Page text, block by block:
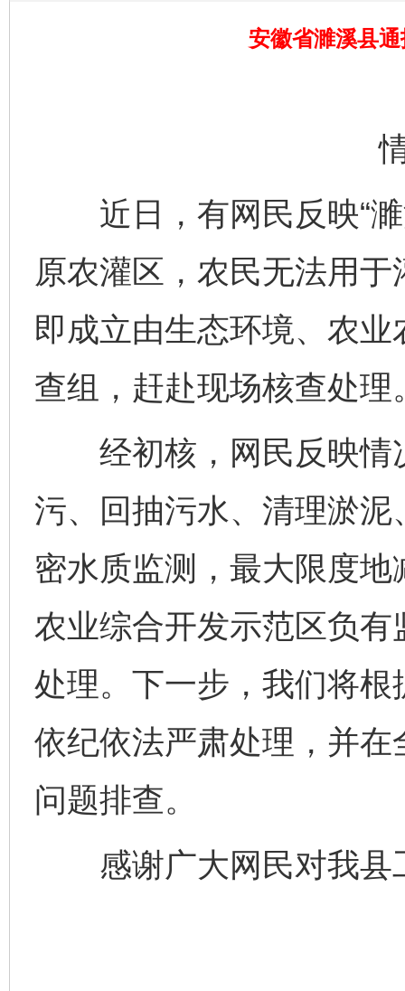
安徽省濉溪县
近日，有网民反映“濉
原农灌区，农民无法用
即成立由生态环境、农
查组，赶赴现场核查处理
经初核，网民反映情
污、回抽污水、清理淤
密水质监测，最大限度
农业综合开发示范区负
处理。下一步，我们将
依纪依法严肃处理，并
问题排查。
感谢广大网民对我县